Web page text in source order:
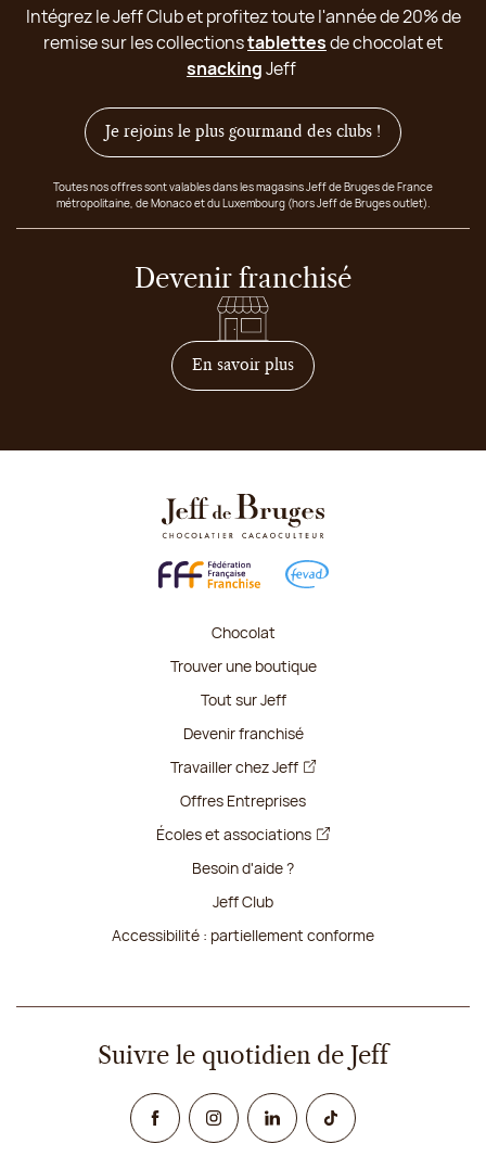
Intégrez le Jeff Club et profitez toute l'année de 20% de
remise sur les collectionstablettesde chocolat et
snackingJeff
Je rejoins le plus gourmand des clubs !
Toutes nos offres sont valables dans les magasins Jeff de Bruges de France
métropolitaine, de Monaco et du Luxembourg (hors Jeff de Bruges outlet).
Devenir franchisé
En savoir plussur comment devenir
Chocolat
Trouver une boutique
Tout sur Jeff
Devenir franchisé
Travailler chez Jeff
Offres Entreprises
Écoles et associations
Besoin d'aide ?
Jeff Club
Accessibilité : partiellement conforme
Suivre le quotidien de Jeff
FacebookInstagramLinked InTikTok